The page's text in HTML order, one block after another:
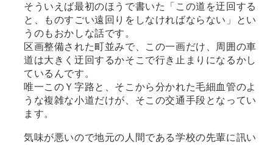
そういえば最初のほうで書いた「この道を迂回する
と、ものすごい遠回りをしなければならない」とい
うのもおかしな話です。
区画整備された町並みで、この一画だけ、周囲の車
道は大きく迂回するかそこで行き止まりになるかし
ているんです。
唯一このＹ字路と、そこから分かれた毛細血管のよ
うな複雑な小道だけが、そこの交通手段となってい
ます。
気味が悪いので地元の人間である学校の先輩に訊い